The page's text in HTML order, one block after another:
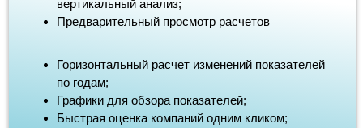
вертикальный анализ;
Предварительный просмотр расчетов
Горизонтальный расчет изменений показателей
по годам;
Графики для обзора показателей;
Быстрая оценка компаний одним кликом;